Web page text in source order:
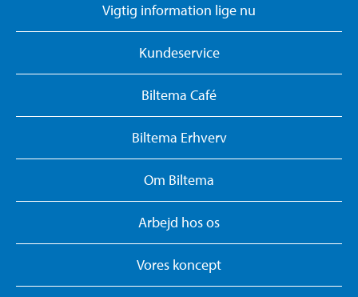
Vigtig information lige nu
Kundeservice
Biltema Café
Biltema Erhverv
Om Biltema
Arbejd hos os
Vores koncept